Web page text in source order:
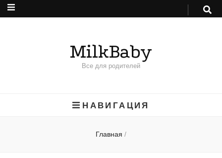
MilkBaby
Все для родителей
НАВИГАЦИЯ
Главная /